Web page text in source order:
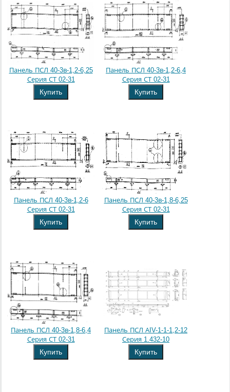
Панель ПСЛ 40-3в-1,2-6,25
Серия СТ 02-31
Купить
Панель ПСЛ 40-3в-1,2-6,4
Серия СТ 02-31
Купить
Панель ПСЛ 40-3в-1,2-6
Серия СТ 02-31
Купить
Панель ПСЛ 40-3в-1,8-6,25
Серия СТ 02-31
Купить
Панель ПСЛ 40-3в-1,8-6,4
Серия СТ 02-31
Купить
Панель ПСЛ АIV-1-1-1,2-12
Серия 1.432-10
Купить